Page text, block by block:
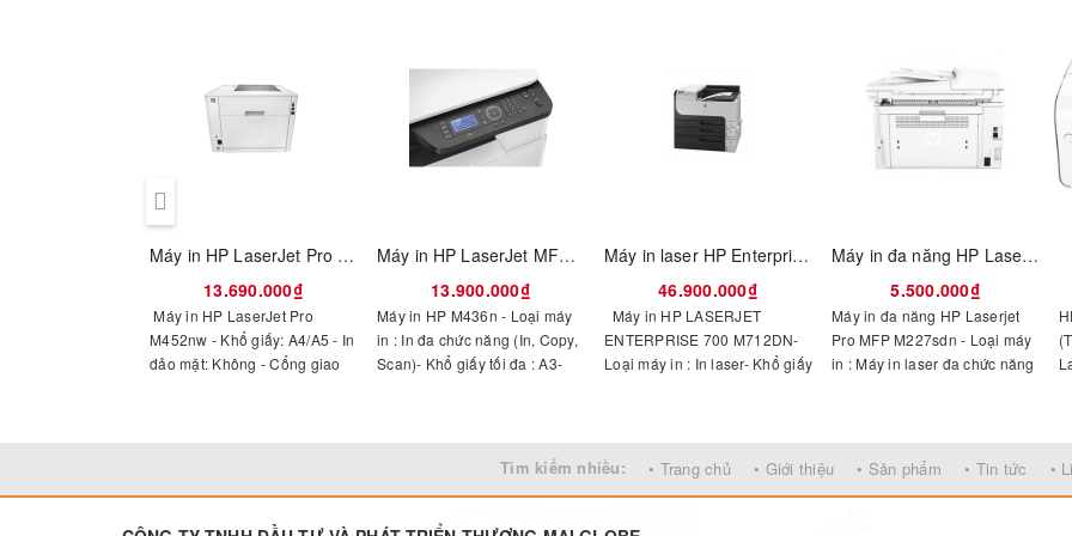
Máy in HP LaserJet Pro M452nw
13.690.000₫
Máy in HP LaserJet Pro
M452nw - Khổ giấy: A4/A5 - In
đảo mặt: Không - Cổng giao
Máy in HP LaserJet MFP M436N
13.900.000₫
Máy in HP M436n - Loại máy
in : In đa chức năng (In, Copy,
Scan)- Khổ giấy tối đa : A3-
Mực in: HP Original Black
Máy in laser HP Enterprise 700 M712DN
46.900.000₫
Máy in HP LASERJET
ENTERPRISE 700 M712DN-
Loại máy in : In laser- Khổ giấy
trắng: 40 trang /phút- Mực in:
Black Cartridge CF214A
Máy in đa năng HP Laserjet Pro MFP M227SDN
5.500.000₫
Máy in đa năng HP Laserjet
Pro MFP M227sdn - Loại máy
in : Máy in laser đa chức năng
2.0, Ethernet- Tốc độ in trắng
đen: 28 trang /phút- Mực in:
Tìm kiếm nhiều: • Trang chủ • Giới thiệu • Sản phẩm • Tin tức •